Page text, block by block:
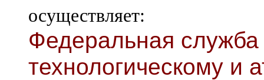
осуществляет:
Федеральная служба
технологическому и